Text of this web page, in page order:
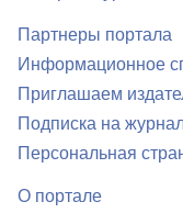
Партнеры портала
Информационное
Приглашаем
Подписка на
Персональная
О портале